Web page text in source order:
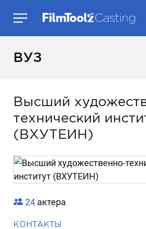
ВУЗ
Высший
технический
(ВХУТЕИН)
24 актера
КОНТАКТЫ